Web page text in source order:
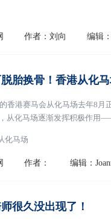
作者：刘向 编辑
胎换骨！香港从化
香港赛马会从化马场去年8月
从化马场逐渐发挥积极作用
化马场
作者： 编辑：
很久没出现了！